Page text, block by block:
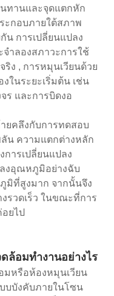
ทานและจุดแตกหัก
กอบภายใต้สภาพ
การเปลี่ยนแปลง
ำลองสภาวะการใช้
ง , การหมุนเวียนด้วย
ในระยะเริ่มต้น เช่น
ร และการบิดงอ
ยคลึงกับการทดสอบ
น ความแตกต่างหลัก
การเปลี่ยนแปลง
งอุณหภูมิอย่างฉับ
ที่สูงมาก จากนั้นจึง
รวดเร็ว ในขณะที่การ
ยไป
ล้อมทำงานอย่างไร
มหรือห้องหมุนเวียน
บบังคับภายในโซน